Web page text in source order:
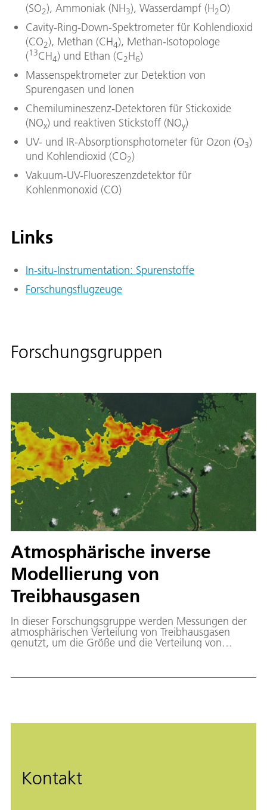
(SO2), Ammoniak (NH3), Wasserdampf (H2O)
Cavity-Ring-Down-Spektrometer für Kohlendioxid
(CO2), Methan (CH4), Methan-Isotopologe
(13CH4) und Ethan (C2H6)
Massenspektrometer zur Detektion von
Spurengasen und Ionen
Chemilumineszenz-Detektoren für Stickoxide
(NOx) und reaktiven Stickstoff (NOy)
UV- und IR-Absorptionsphotometer für Ozon (O3)
und Kohlendioxid (CO2)
Vakuum-UV-Fluoreszenzdetektor für
Kohlenmonoxid (CO)
Links
In-situ-Instrumentation: Spurenstoffe
Forschungsflugzeuge
Forschungsgruppen
Atmosphärische inverse
Modellierung von
Treibhausgasen
In dieser Forschungsgruppe werden Messungen der
atmosphärischen Verteilung von Treibhausgasen
genutzt, um die Größe und die Verteilung von
Quellen und Senken an der Erdoberfläche mit "Top-
inverse Modellierung, abzuschätzen.
Kontakt